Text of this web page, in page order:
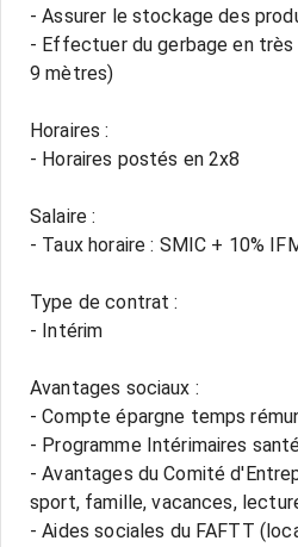
- Assurer le stockage des
- Effectuer du gerbage en très
9 mètres)
Horaires :
- Horaires postés en 2x8
Salaire :
- Taux horaire : SMIC + 10%
Type de contrat :
- Intérim
Avantages sociaux :
- Compte épargne temps
- Programme Intérimaires
- Avantages du Comité
sport, famille, vacances,
- Aides sociales du FAFTT